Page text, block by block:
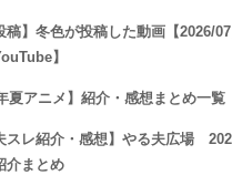
稿】冬色が投稿した動画【2026/
】
夏アニメ】紹介・感想まとめ一覧
スレ紹介・感想】やる夫広場
まとめ